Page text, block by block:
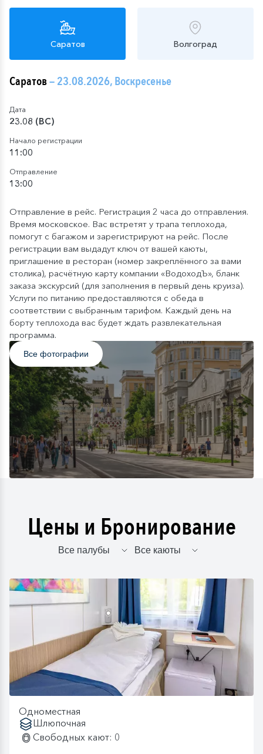
Саратов Волгоград
Саратов— 23.08.2026, Воскресенье
Дата
23.08 (ВС)
Начало регистрации
11:00
Отправление
13:00
Отправление в рейс. Регистрация 2 часа до отправления.
Время московское. Вас встретят у трапа теплохода,
помогут с багажом и зарегистрируют на рейс. После
регистрации вам выдадут ключ от вашей каюты,
приглашение в ресторан (номер закреплённого за вами
столика), расчётную карту компании «ВодоходЪ», бланк
заказа экскурсий (для заполнения в первый день круиза).
Услуги по питанию предоставляются с обеда в
соответствии с выбранным тарифом. Каждый день на
борту теплохода вас будет ждать развлекательная
программа.
Все фотографии
Цены и Бронирование
Одноместная
Шлюпочная
Свободных кают: 0